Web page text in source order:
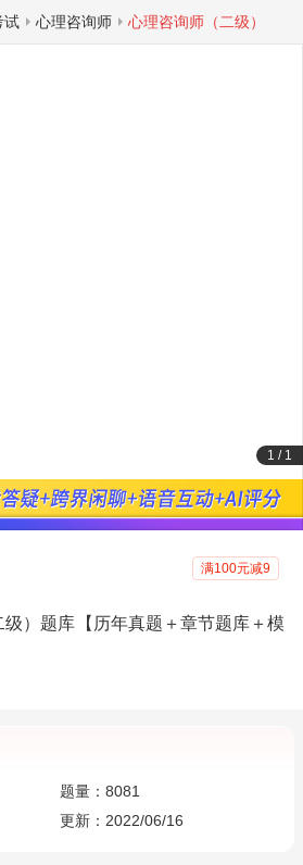
试 心理咨询师 心理咨询师（二级）
1 / 1
满100元减9
）题库【历年真题＋章节题库＋模
题量：8081
更新：2022/06/16